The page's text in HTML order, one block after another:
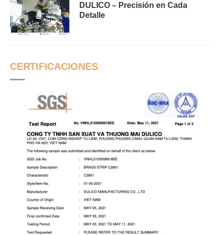
DULICO – Precisión en Cada
Detalle
CERTIFICACIONES